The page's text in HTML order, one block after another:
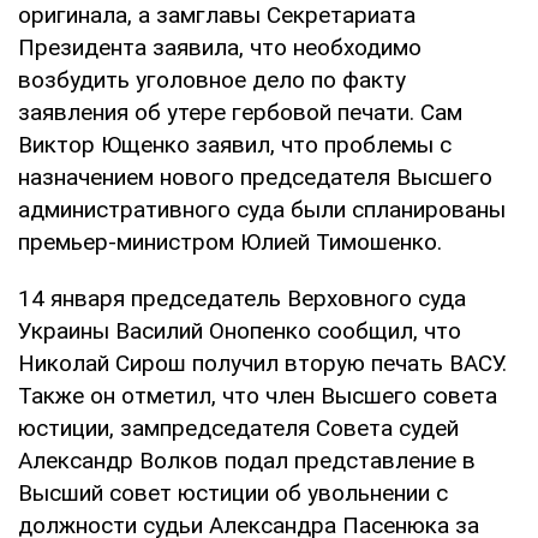
оригинала, а замглавы Секретариата
Президента заявила, что необходимо
возбудить уголовное дело по факту
заявления об утере гербовой печати. Сам
Виктор Ющенко заявил, что проблемы с
назначением нового председателя Высшего
административного суда были спланированы
премьер-министром Юлией Тимошенко.
14 января председатель Верховного суда
Украины Василий Онопенко сообщил, что
Николай Сирош получил вторую печать ВАСУ.
Также он отметил, что член Высшего совета
юстиции, зампредседателя Совета судей
Александр Волков подал представление в
Высший совет юстиции об увольнении с
должности судьи Александра Пасенюка за